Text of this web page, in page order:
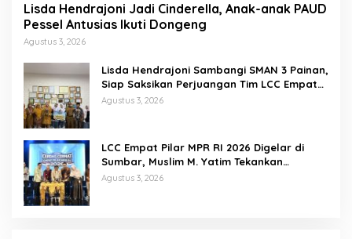
Lisda Hendrajoni Jadi Cinderella, Anak-anak PAUD
Pessel Antusias Ikuti Dongeng
Agustus 3, 2026
Lisda Hendrajoni Sambangi SMAN 3 Painan,
Siap Saksikan Perjuangan Tim LCC Empat
Pilar di Jakarta
Agustus 3, 2026
LCC Empat Pilar MPR RI 2026 Digelar di
Sumbar, Muslim M. Yatim Tekankan
Pentingnya Karakter Generasi Muda
Agustus 3, 2026